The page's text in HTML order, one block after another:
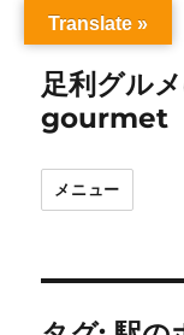
足利グル
gourmet
メニュー
Translate »